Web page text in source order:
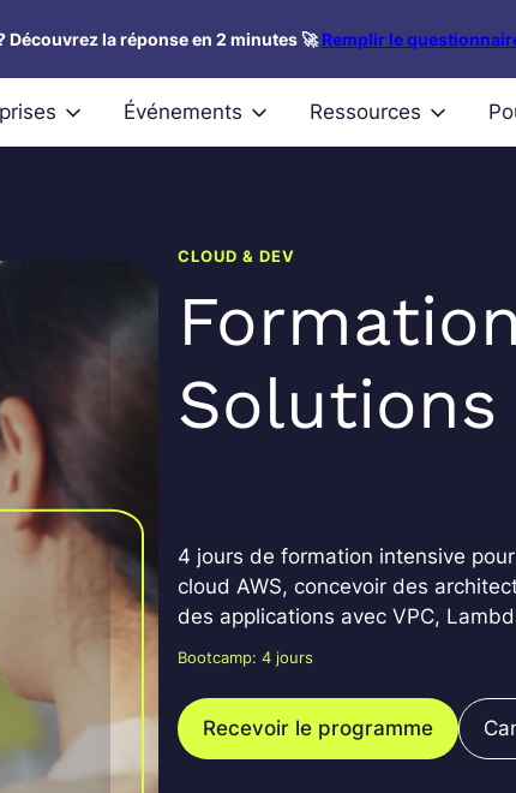
la réponse en 2 minutes 🚀Remplir le
Événements Ressources
CLOUD & DEV
4 jours de formation intensive
cloud AWS, concevoir des
des applications avec VPC,
Bootcamp: 4 jours
Recevoir le programme